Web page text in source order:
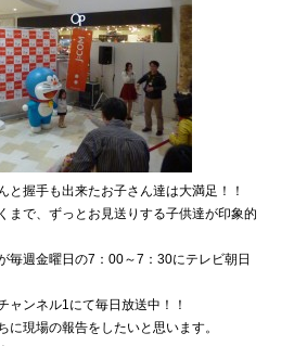
と握手も出来たお子さん達は大満足！！
まで、ずっとお見送りする子供達が印象的
毎週金曜日の7：00～7：30にテレビ朝日
ャンネル1にて毎日放送中！！
に現場の報告をしたいと思います。